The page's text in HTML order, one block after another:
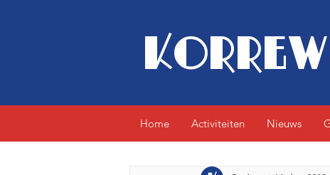
Home Activiteiten Nieuws